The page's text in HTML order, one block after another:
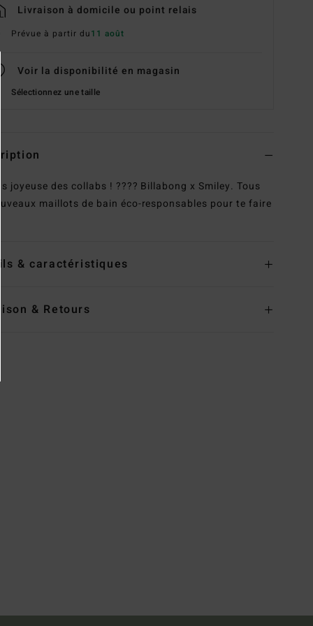
Livraison à domicile ou point relais
Prévue à partir du11 août
Voir la disponibilité en magasin
Sélectionnez une taille
joyeuse des collabs ! ???? Billabong x Smiley. Tous
maillots de bain éco-responsables pour te faire
& caractéristiques
& Retours